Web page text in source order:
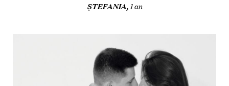
ȘTEFANIA,1 an